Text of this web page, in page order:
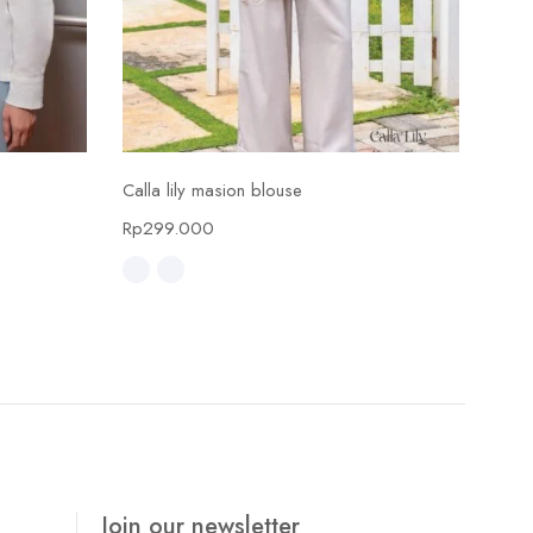
Select options
Calla lily masion blouse
Rp299.000